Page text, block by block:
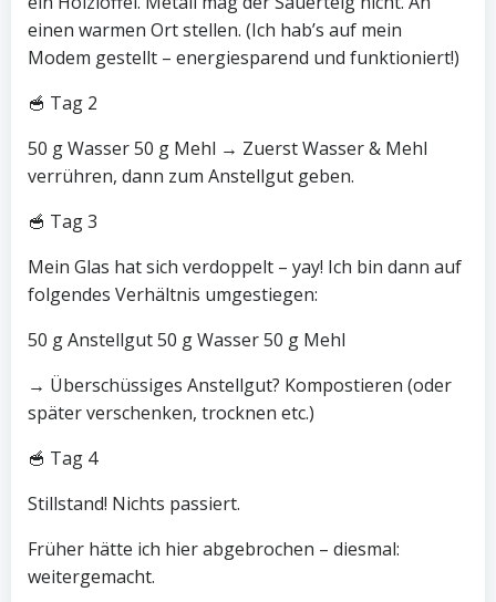
einen warmen Ort stellen. (Ich hab’s auf mein
Modem gestellt – energiesparend und funktioniert!)
🥣 Tag 2
50 g Wasser 50 g Mehl → Zuerst Wasser & Mehl
verrühren, dann zum Anstellgut geben.
🥣 Tag 3
Mein Glas hat sich verdoppelt – yay! Ich bin dann auf
folgendes Verhältnis umgestiegen:
50 g Anstellgut 50 g Wasser 50 g Mehl
→ Überschüssiges Anstellgut? Kompostieren (oder
später verschenken, trocknen etc.)
🥣 Tag 4
Stillstand! Nichts passiert.
Früher hätte ich hier abgebrochen – diesmal:
weitergemacht.